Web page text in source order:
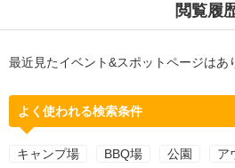
閲覧履
最近見たイベント&スポットページはあ
よく使われる検索条件
キャンプ場 BBQ場 公園 ア